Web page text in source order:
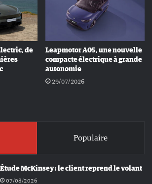
de
Leapmotor A05, une nouvelle
compacte électrique à grande
autonomie
29/07/2026
Populaire
Étude McKinsey : le client reprend le volant
07/08/2026